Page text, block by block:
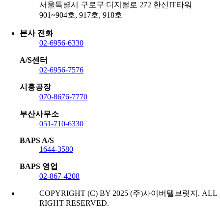
서울특별시 구로구 디지털로 272 한신IT타워
901~904호, 917호, 918호
본사 전화
02-6956-6330
A/S센터
02-6956-7576
시흥공장
070-8676-7770
부산사무소
051-710-6330
BAPS A/S
1644-3580
BAPS 영업
02-867-4208
COPYRIGHT (C) BY 2025 (주)사이버텔브릿지. ALL
RIGHT RESERVED.